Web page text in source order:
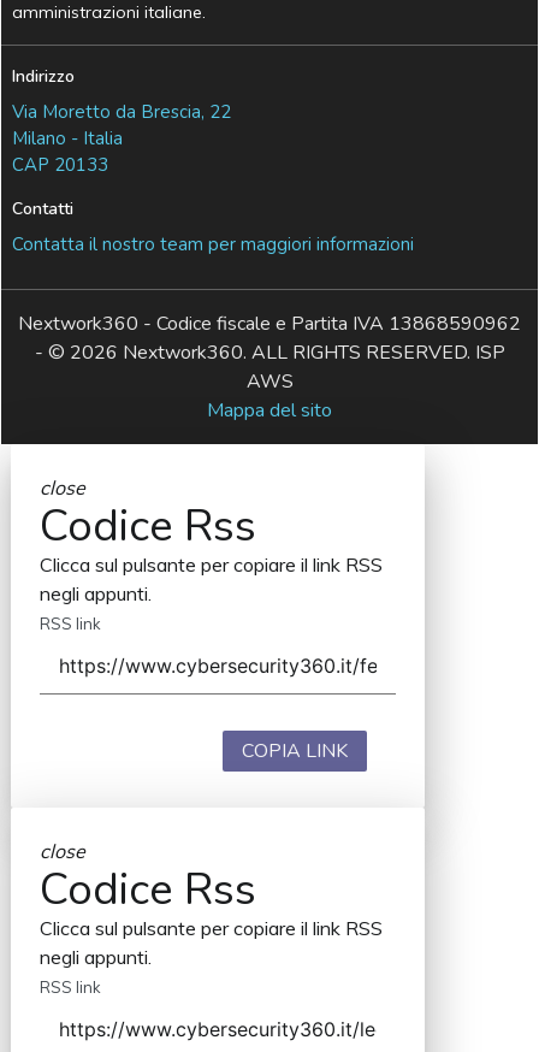
amministrazioni italiane.
Indirizzo
Via Moretto da Brescia, 22
Milano - Italia
CAP 20133
Contatti
Contatta il nostro team per maggiori informazioni
Nextwork360 - Codice fiscale e Partita IVA 13868590962
- © 2026 Nextwork360. ALL RIGHTS RESERVED. ISP
AWS
Mappa del sito
close
Codice Rss
Clicca sul pulsante per copiare il link RSS
negli appunti.
RSS link
COPIA LINK
close
Codice Rss
Clicca sul pulsante per copiare il link RSS
negli appunti.
RSS link